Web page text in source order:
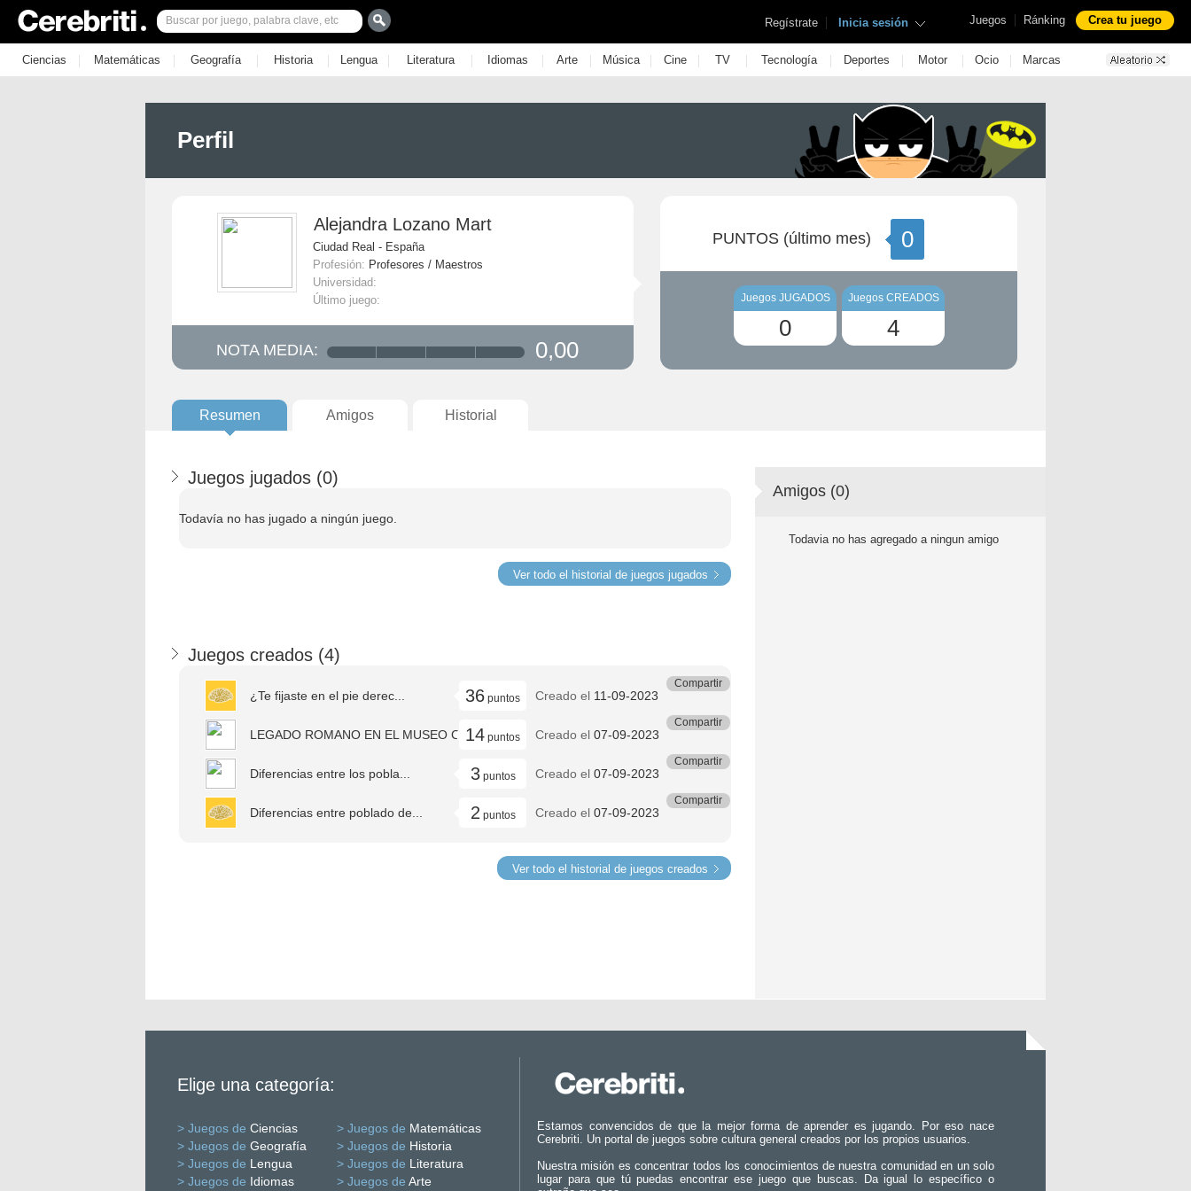
Juegos | Ránking Crea tu juego
Regístrate | Inicia sesión
Ciencias | Matemáticas | Geografía | Historia | Lengua | Literatura | Idiomas | Arte | Música | Cine | TV | Tecnología | Deportes | Motor | Ocio | Marcas
Perfil
Alejandra Lozano Mart
Ciudad Real - España
Profesión: Profesores / Maestros
Universidad:
Último juego:
NOTA MEDIA: 0,00
PUNTOS (último mes) 0
Juegos JUGADOS
0
Juegos CREADOS
4
Resumen Amigos Historial
Juegos jugados (0)
Todavía no has jugado a ningún juego.
Ver todo el historial de juegos jugados
Juegos creados (4)
¿Te fijaste en el pie derec... 36 puntos Creado el 11-09-2023
Compartir
LEGADO ROMANO EN EL MUSEO CO...
14 puntos Creado el 07-09-2023
Compartir
Diferencias entre los pobla... 3puntos Creado el 07-09-2023
Compartir
Diferencias entre poblado de... 2puntos Creado el 07-09-2023
Compartir
Ver todo el historial de juegos creados
Amigos (0)
Todavia no has agregado a ningun amigo
Elige una categoría:
> Juegos de Ciencias > Juegos de Matemáticas
> Juegos de Geografía > Juegos de Historia
> Juegos de Lengua > Juegos de Literatura
> Juegos de Idiomas > Juegos de Arte
Estamos convencidos de que la mejor forma de aprender es jugando. Por eso nace
Cerebriti. Un portal de juegos sobre cultura general creados por los propios usuarios.
Nuestra misión es concentrar todos los conocimientos de nuestra comunidad en un solo
lugar para que tú puedas encontrar ese juego que buscas. Da igual lo específico o